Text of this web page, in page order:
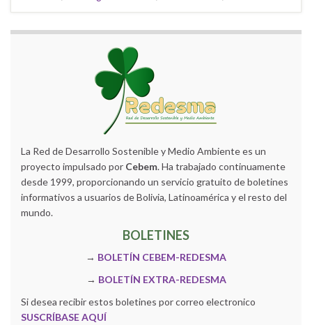
La Red de Desarrollo Sostenible y Medio Ambiente es un
proyecto impulsado por Cebem. Ha trabajado continuamente
desde 1999, proporcionando un servicio gratuito de boletines
informativos a usuarios de Bolivia, Latinoamérica y el resto del
mundo.
BOLETINES
→ BOLETÍN CEBEM-REDESMA
→ BOLETÍN EXTRA-REDESMA
Si desea recibir estos boletines por correo electronico
SUSCRÍBASE AQUÍ